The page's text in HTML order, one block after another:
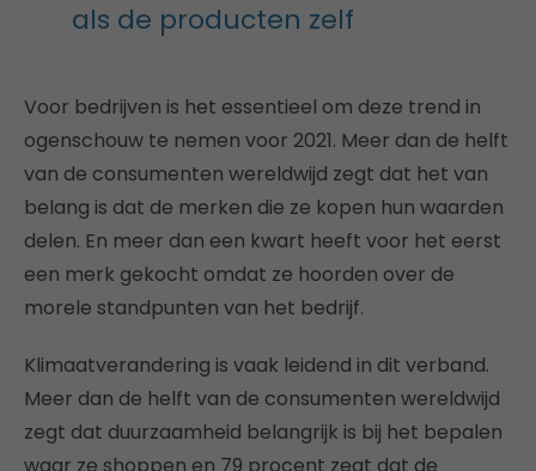
als de producten zelf
Voor bedrijven is het essentieel om deze trend in
ogenschouw te nemen voor 2021. Meer dan de helft
van de consumenten wereldwijd zegt dat het van
belang is dat de merken die ze kopen hun waarden
delen. En meer dan een kwart heeft voor het eerst
een merk gekocht omdat ze hoorden over de
morele standpunten van het bedrijf.
Klimaatverandering is vaak leidend in dit verband.
Meer dan de helft van de consumenten wereldwijd
zegt dat duurzaamheid belangrijk is bij het bepalen